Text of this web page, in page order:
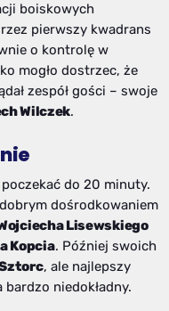
boiskowych
pierwszy kwadrans
o kontrolę w
mogło dostrzec, że
zespół gości – swoje
Wilczek.
do 20 minuty.
dośrodkowaniem
Lisewskiego
Kopcia. Później swoich
, ale najlepszy
niedokładny.